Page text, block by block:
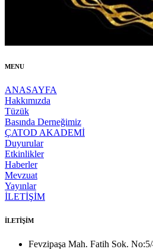
MENU
ANASAYFA
Hakkımızda
Tüzük
Basında Derneğimiz
ÇATOD AKADEMİ
Duyurular
Etkinlikler
Haberler
Mevzuat
Yayınlar
İLETİŞİM
İLETİŞİM
Fevzipaşa Mah. Fatih Sok.